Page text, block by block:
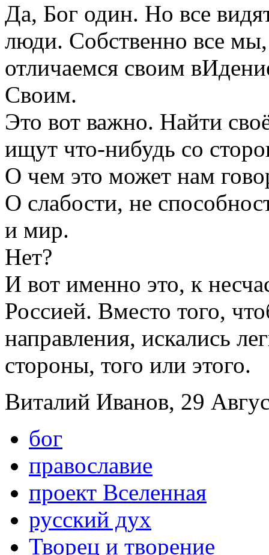
Да, Бог один. Но все
люди. Собственно все
отличаемся своим
Своим.
Это вот важно. Найти
ищут что-нибудь со
О чем это может нам
О слабости, не
и мир.
Нет?
И вот именно это, к
Россией. Вместо того,
направления, искались
стороны, того или этого.
Виталий Иванов, 29
бог
православие
проект Вселенная
русский дух
Творец и творение